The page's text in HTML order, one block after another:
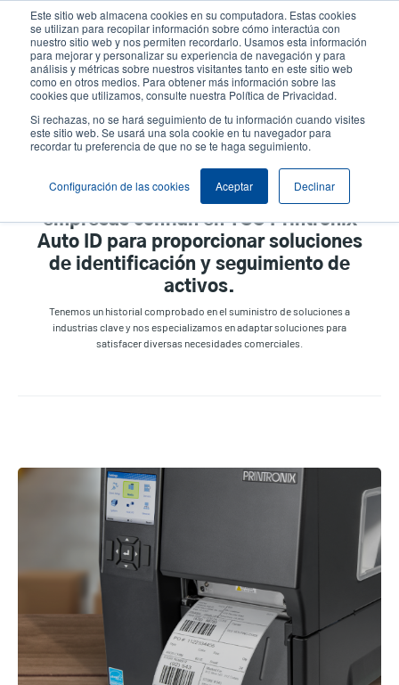
Este sitio web almacena cookies en su computadora. Estas cookies
se utilizan para recopilar información sobre cómo interactúa con
nuestro sitio web y nos permiten recordarlo. Usamos esta información
para mejorar y personalizar su experiencia de navegación y para
análisis y métricas sobre nuestros visitantes tanto en este sitio web
como en otros medios. Para obtener más información sobre las
cookies que utilizamos, consulte nuestra Política de Privacidad.
Si rechazas, no se hará seguimiento de tu información cuando visites
este sitio web. Se usará una sola cookie en tu navegador para
recordar tu preferencia de que no se te haga seguimiento.
Configuración de las cookies Aceptar Declinar
contenido
principal
User
account
menu
User
Header
Selector de productos
A nivel mundial, las principales
empresas confían en TSC Printronix
Auto ID para proporcionar soluciones
de identificación y seguimiento de
activos.
Tenemos un historial comprobado en el suministro de soluciones a
industrias clave y nos especializamos en adaptar soluciones para
satisfacer diversas necesidades comerciales.